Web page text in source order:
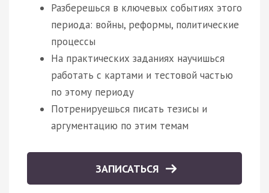
Разберешься в ключевых событиях этого
периода: войны, реформы, политические
процессы
На практических заданиях научишься
работать с картами и тестовой частью
по этому периоду
Потренируешься писать тезисы и
аргументацию по этим темам
ЗАПИСАТЬСЯ